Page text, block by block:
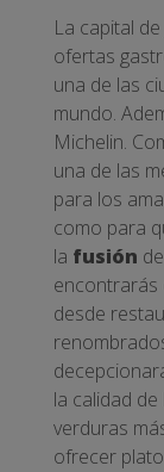
La capital
ofertas
una de las
mundo.
Michelin.
una de las
para los
como para
la fusión
encontrarás
desde
la calidad
verduras
ofrecer